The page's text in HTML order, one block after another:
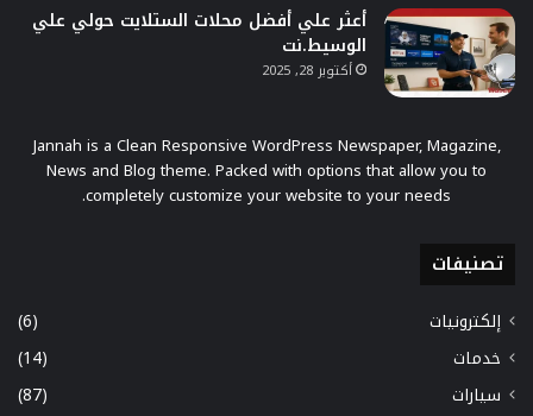
أعثر علي أفضل محلات الستلايت حولي علي
الوسيط.نت
أكتوبر 28, 2025
Jannah is a Clean Responsive WordPress Newspaper, Magazine,
News and Blog theme. Packed with options that allow you to
completely customize your website to your needs.
تصنيفات
إلكترونيات
(6)
خدمات
(14)
سيارات
(87)